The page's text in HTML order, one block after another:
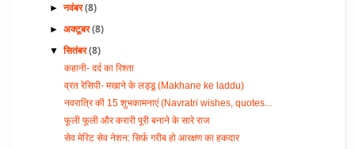
►नवंबर(8)
►अक्टूबर(8)
▼सितंबर(8)
कहानी- दर्द का रिश्ता
व्रत रेसिपी- मखाने के लड्डू (Makhane ke laddu)
नवरात्रि की 15 शुभकामनाएं (Navratri wishes, quotes...
फूली फूली और करारी पूरी बनाने के सारे राज
सेव मेरिट सेव नेशन: सिर्फ़ गरीब हो आरक्षण का हकदार